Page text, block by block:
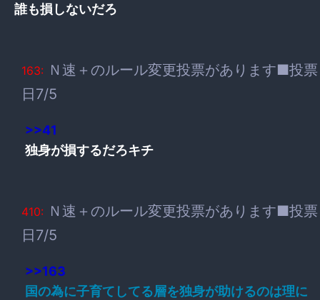
誰も損しないだろ
163: Ｎ速＋のルール変更投票があります■投票
日7/5
>>41
独身が損するだろキチ
410: Ｎ速＋のルール変更投票があります■投票
日7/5
>>163
国の為に子育てしてる層を独身が助けるのは理に